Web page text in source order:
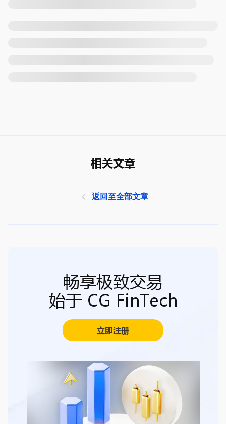
相关文章
返回至全部文章
畅享极致交易
始于 CG FinTech
立即注册